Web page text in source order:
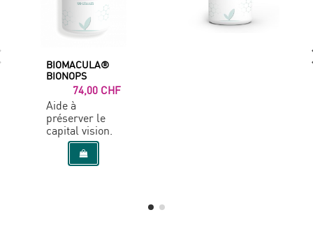
BIOMACULA®
BIONOPS
74,00 CHF
Aide à
préserver le
capital vision.